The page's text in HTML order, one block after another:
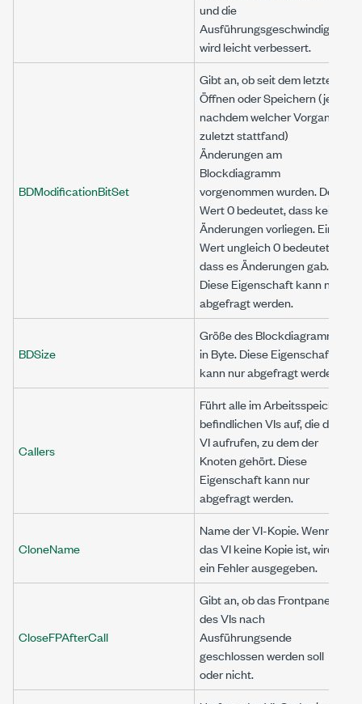
und die
Ausführungsgeschwindigkeit
wird leicht verbessert.
BDModificationBitSet
Gibt an, ob seit dem letzten
Öffnen oder Speichern (je
nachdem welcher Vorgang
zuletzt stattfand)
Änderungen am
Blockdiagramm
vorgenommen wurden. Der
Wert 0 bedeutet, dass keine
Änderungen vorliegen. Ein
Wert ungleich 0 bedeutet,
dass es Änderungen gab.
Diese Eigenschaft kann nur
abgefragt werden.
BDSize
Größe des Blockdiagramms
in Byte. Diese Eigenschaft
kann nur abgefragt werden.
Callers
Führt alle im Arbeitsspeicher
befindlichen VIs auf, die das
VI aufrufen, zu dem der
Knoten gehört. Diese
Eigenschaft kann nur
abgefragt werden.
CloneName
Name der VI-Kopie. Wenn
das VI keine Kopie ist, wird
ein Fehler ausgegeben.
CloseFPAfterCall
Gibt an, ob das Frontpanel
des VIs nach
Ausführungsende
geschlossen werden soll
oder nicht.